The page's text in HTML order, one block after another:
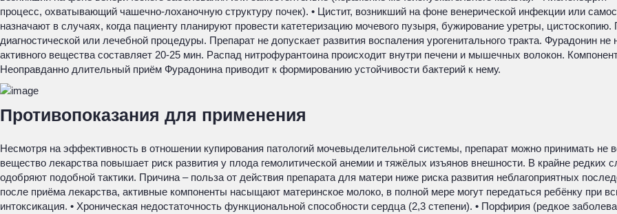
процесс, охватывающий чашечно-лоханочную структуру почек). • Цистит, возникший на фоне венерической инфекции или
назначают в случаях, когда пациенту планируют провести катетеризацию мочевого пузыря, бужирование уретры,
диагностической или лечебной процедуры. Препарат не допускает развития воспаления урогенитального тракта. Фурадонин
активного вещества составляет 20-25 мин. Распад нитрофурантоина происходит внутри печени и мышечных волокон.
Неоправданно длительный приём Фурадонина приводит к формированию устойчивости бактерий к нему.
Противопоказания для применения
Несмотря на эффективность в отношении купирования патологий мочевыделительной системы, препарат можно принимать
вещество лекарства повышает риск развития у плода гемолитической анемии и тяжёлых изъянов внешности. В крайне редких
одобряют подобной тактики. Причина – польза от действия препарата для матери ниже риска развития неблагоприятных
после приёма лекарства, активные компоненты насыщают материнское молоко, в полной мере могут передаться ребёнку при
интоксикация. • Хроническая недостаточность функциональной способности сердца (2,3 степени). • Порфирия (редкое